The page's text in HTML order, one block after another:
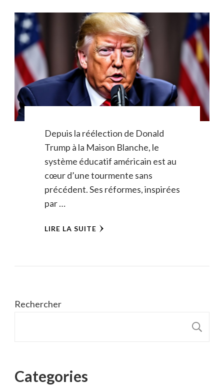
Depuis la réélection de Donald
Trump à la Maison Blanche, le
système éducatif américain est au
cœur d’une tourmente sans
précédent. Ses réformes, inspirées
par …
LIRE LA SUITE
Rechercher
Categories